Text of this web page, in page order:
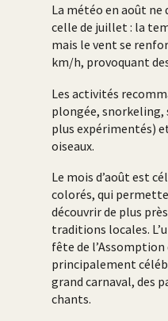
La météo en août ne
celle de juillet : la
mais le vent se
km/h, provoquant
Les activités
plongée, snorkeling,
plus expérimentés)
oiseaux.
Le mois d’août est
colorés, qui
découvrir de plus
traditions locales.
fête de l’Assomption
principalement
grand carnaval, des
chants.